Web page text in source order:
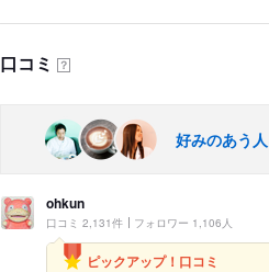
口コミ ？
好みのあう
ohkun
口コミ 2,131件 フォロワー 1,106人
ピックアップ！口コミ